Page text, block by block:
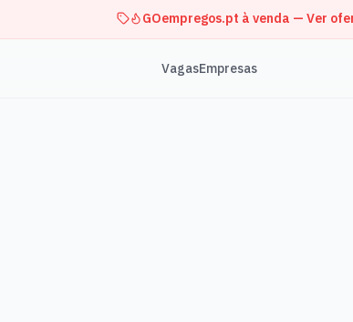
GOempregos.pt à venda — Ver
VagasEmpresas